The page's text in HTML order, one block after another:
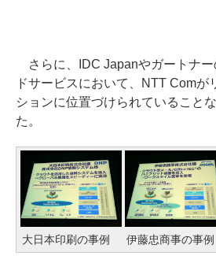
さらに、IDC Japanやガートナー
ドサービスにおいて、NTT Comが
ションに位置づけられていること
た。
大日本印刷の事例 伊藤忠商事の事例